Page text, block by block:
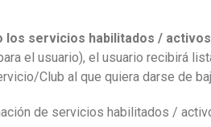
los servicios habilitados /
el usuario), el usuario recibirá
Club al que quiera darse de
de servicios habilitados /